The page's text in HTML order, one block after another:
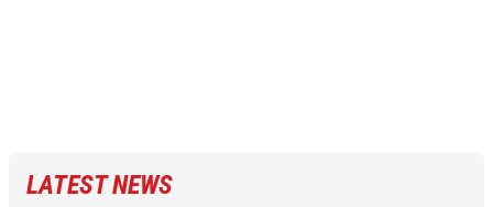
LATEST NEWS